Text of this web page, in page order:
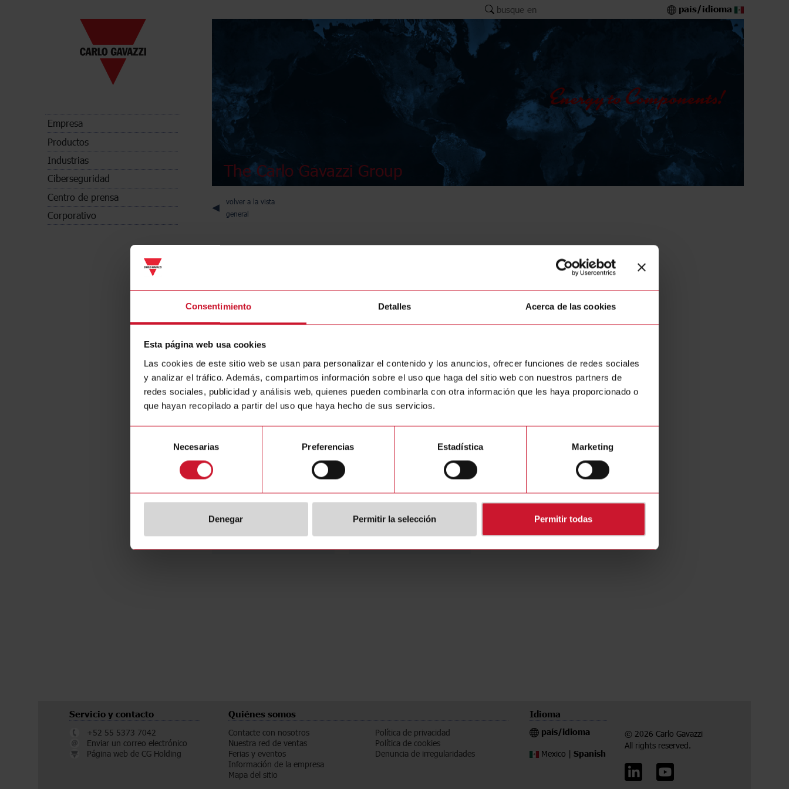
Consentimiento Detalles Acerca de las cookies
Esta página web usa cookies
Las cookies de este sitio web se usan para personalizar el contenido y los anuncios, ofrecer funciones de redes sociales
y analizar el tráfico. Además, compartimos información sobre el uso que haga del sitio web con nuestros partners de
redes sociales, publicidad y análisis web, quienes pueden combinarla con otra información que les haya proporcionado o
que hayan recopilado a partir del uso que haya hecho de sus servicios.
consentimiento
Necesarias Preferencias Estadística Marketing
Denegar Permitir la selección Permitir todas
Empresa
Productos
Industrias
Ciberseguridad
Centro de prensa
Corporativo
busque en país/idioma
The Carlo Gavazzi Group
volver a la vista
general
EISH200MA024
Load ON/OFF current
sensor, input range 200
mA - 60 A AC, solid state
output, self-powered, 22.5
Ficha de datos
EISH400MA230
Load ON/OFF current
sensor, input range 400
mA - 60 A AC, solid state
output, self-powered, 22.5
Detalles
Ficha de datos
Servicio y contacto
+52 55 5373 7042
Enviar un correo electrónico
Página web de CG Holding
Quiénes somos
Contacte con nosotros
Nuestra red de ventas
Ferias y eventos
Información de la empresa
Mapa del sitio
Política de privacidad
Política de cookies
Denuncia de irregularidades
Idioma
país/idioma
Mexico | Spanish
© 2026 Carlo Gavazzi
All rights reserved.